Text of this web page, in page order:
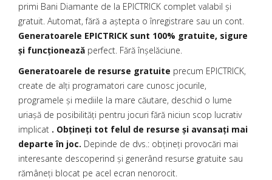
primi Bani Diamante de la EPICTRICK complet valabil și
gratuit. Automat, fără a aștepta o înregistrare sau un cont.
Generatoarele EPICTRICK sunt 100% gratuite, sigure
și funcționează perfect. Fără înșelăciune.
Generatoarele de resurse gratuite precum EPICTRICK,
create de alți programatori care cunosc jocurile,
programele și mediile la mare căutare, deschid o lume
uriașă de posibilități pentru jocuri fără niciun scop lucrativ
implicat . Obțineți tot felul de resurse și avansați mai
departe în joc. Depinde de dvs.: obțineți provocări mai
interesante descoperind și generând resurse gratuite sau
rămâneți blocat pe acel ecran nenorocit.